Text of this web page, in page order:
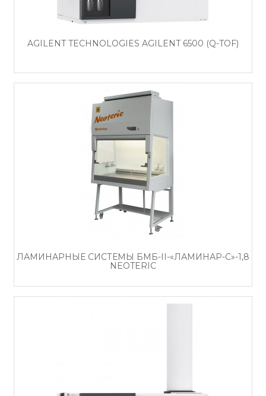
AGILENT TECHNOLOGIES AGILENT 6500 (Q-TOF)
ЛАМИНАРНЫЕ СИСТЕМЫ БМБ-II-«ЛАМИНАР-С»-1,8
NEOTERIC